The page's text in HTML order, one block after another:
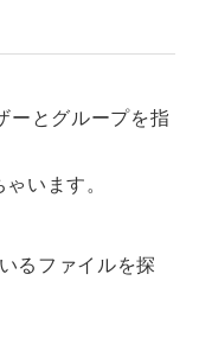
ーとグループを指
います。
るファイルを探